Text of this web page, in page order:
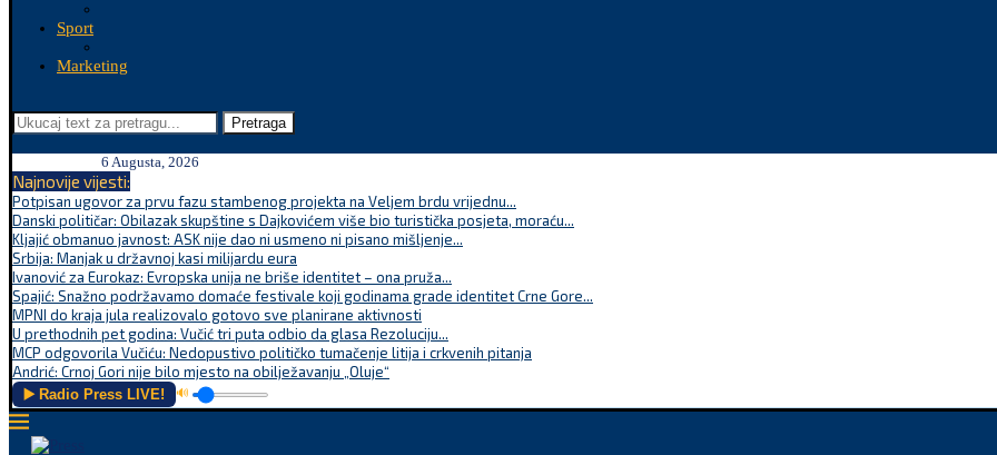
Sport
Marketing
Pretraga
6 Augusta, 2026
Najnovije vijesti:
Potpisan ugovor za prvu fazu stambenog projekta na Veljem brdu vrijednu...
Danski političar: Obilazak skupštine s Dajkovićem više bio turistička posjeta, moraću...
Kljajić obmanuo javnost: ASK nije dao ni usmeno ni pisano mišljenje...
Srbija: Manjak u državnoj kasi milijardu eura
Ivanović za Eurokaz: Evropska unija ne briše identitet – ona pruža...
Spajić: Snažno podržavamo domaće festivale koji godinama grade identitet Crne Gore...
MPNI do kraja jula realizovalo gotovo sve planirane aktivnosti
U prethodnih pet godina: Vučić tri puta odbio da glasa Rezoluciju...
MCP odgovorila Vučiću: Nedopustivo političko tumačenje litija i crkvenih pitanja
Andrić: Crnoj Gori nije bilo mjesto na obilježavanju „Oluje“
▶️ Radio Press LIVE! 🔊